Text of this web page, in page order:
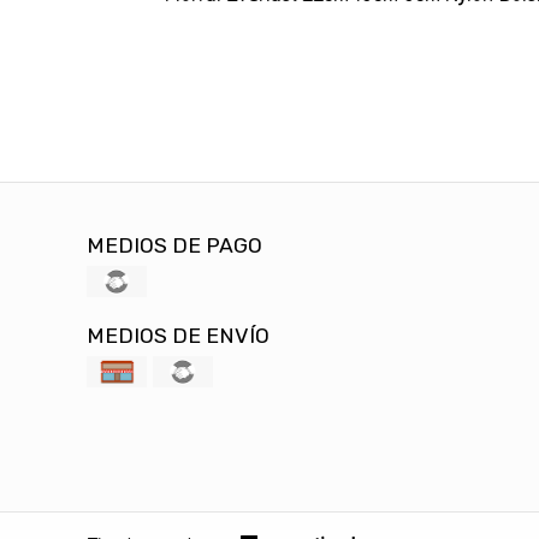
MEDIOS DE PAGO
MEDIOS DE ENVÍO